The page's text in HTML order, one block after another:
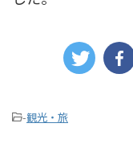
-観光・旅